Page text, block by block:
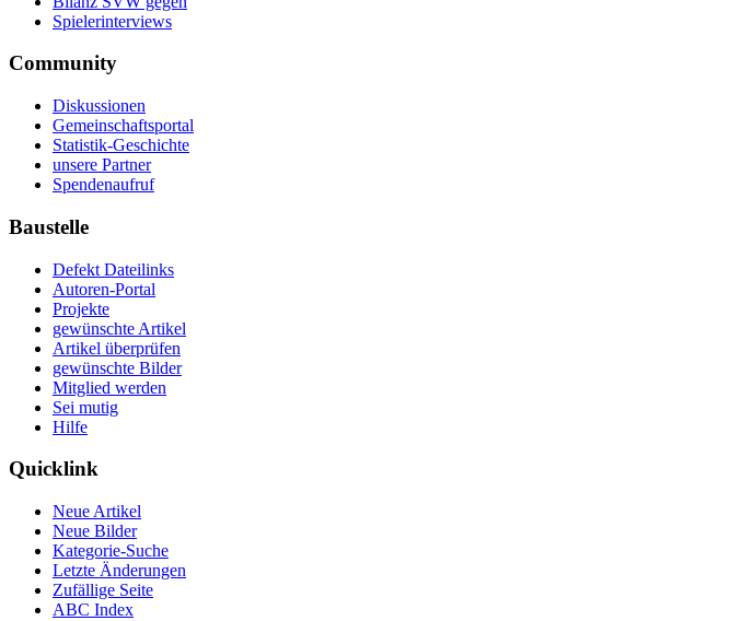
Spielerinterviews
Community
Diskussionen
Gemeinschaftsportal
Statistik-Geschichte
unsere Partner
Spendenaufruf
Baustelle
Defekt Dateilinks
Autoren-Portal
Projekte
gewünschte Artikel
Artikel überprüfen
gewünschte Bilder
Mitglied werden
Sei mutig
Hilfe
Quicklink
Neue Artikel
Neue Bilder
Kategorie-Suche
Letzte Änderungen
Zufällige Seite
ABC Index